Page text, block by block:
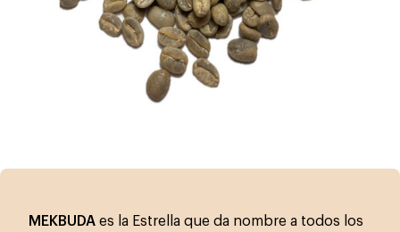
MEKBUDA es la Estrella que da nombre a todos los